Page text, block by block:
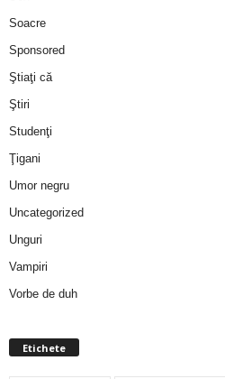
Soacre
Sponsored
Ştiaţi că
Ştiri
Studenţi
Ţigani
Umor negru
Uncategorized
Unguri
Vampiri
Vorbe de duh
Etichete